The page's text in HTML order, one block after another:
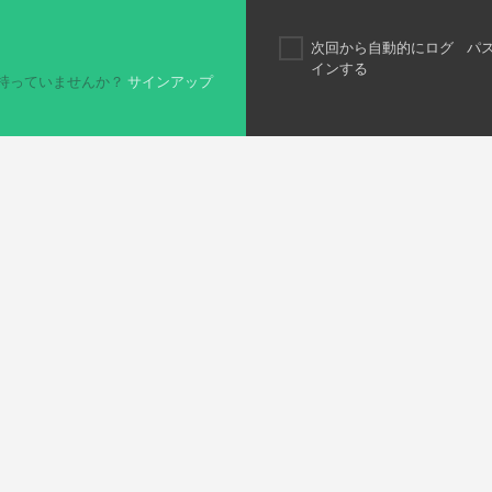
っていませんか？ サインアップ
次回から自動的にログ
インする
パ